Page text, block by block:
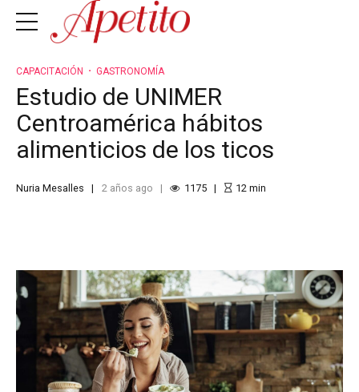
CAPACITACIÓN GASTRONOMÍA
Estudio de UNIMER
Centroamérica hábitos
alimenticios de los ticos
Nuria Mesalles 2 años ago 1175 12 min